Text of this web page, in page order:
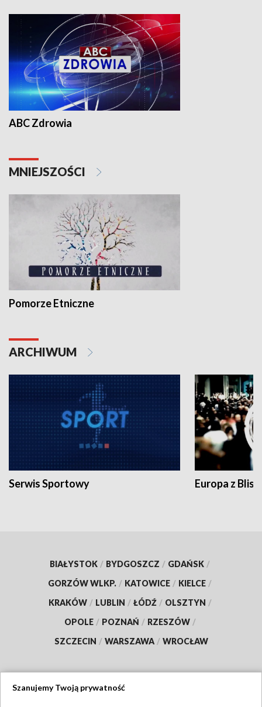
ABC Zdrowia
MNIEJSZOŚCI
Pomorze Etniczne
ARCHIWUM
Serwis Sportowy Europa z
BIAŁYSTOK / BYDGOSZCZ / GDAŃSK /
GORZÓW WLKP. / KATOWICE / KIELCE /
KRAKÓW / LUBLIN / ŁÓDŹ / OLSZTYN /
OPOLE / POZNAŃ / RZESZÓW /
SZCZECIN / WARSZAWA / WROCŁAW
Szanujemy Twoją prywatność